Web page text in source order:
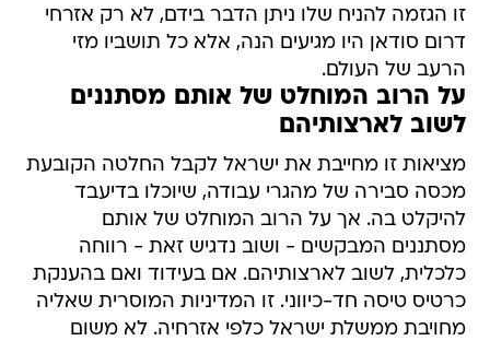
זו הגזמה להניח שלו ניתן הדבר בידם, לא רק אזרחי
דרום סודאן היו מגיעים הנה, אלא כל תושביו מזי
הרעב של העולם.
על הרוב המוחלט של אותם מסתננים
לשוב לארצותיהם
מציאות זו מחייבת את ישראל לקבל החלטה הקובעת
מכסה סבירה של מהגרי עבודה, שיוכלו בדיעבד
להיקלט בה. אך על הרוב המוחלט של אותם
מסתננים המבקשים - ושוב נדגיש זאת - רווחה
כלכלית, לשוב לארצותיהם. אם בעידוד ואם בהענקת
כרטיס טיסה חד-כיווני. זו המדיניות המוסרית שאליה
מחויבת ממשלת ישראל כלפי אזרחיה. לא משום